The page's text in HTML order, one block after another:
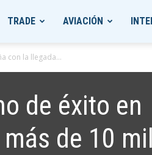
TRADE AVIACIÓN
con la llegada...
de éxito en
de 10